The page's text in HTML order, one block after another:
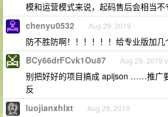
模和运营模式来说，起码售后会相当不
chenyu0532 Aug 29, 2019
防不胜防啊！！！！！！给专业版加几
BCy66drFCvk1Ou87 Aug 29, 2019
别把好好的项目搞成 apijson ……推广
反
luojianxhlxt Aug 29, 2019